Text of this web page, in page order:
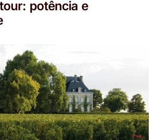
potência e